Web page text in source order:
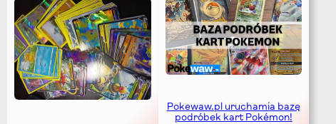
Pokewaw.pl uruchamia bazę
podróbek kart Pokémon!